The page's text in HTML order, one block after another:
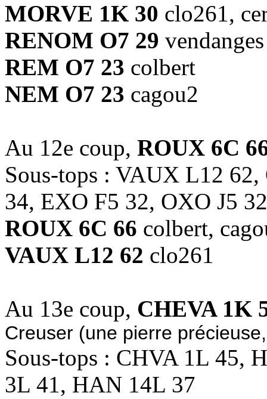
MORVE 1K 30 clo261,
RENOM O7 29 vendanges
REM O7 23 colbert
NEM O7 23 cagou2
Au 12e coup, ROUX 6C
Sous-tops : VAUX L12
34, EXO F5 32, OXO J5 32
ROUX 6C 66 colbert,
VAUX L12 62 clo261
Au 13e coup, CHEVA 1K
Creuser (une pierre
Sous-tops : CHVA 1L 45,
3L 41, HAN 14L 37